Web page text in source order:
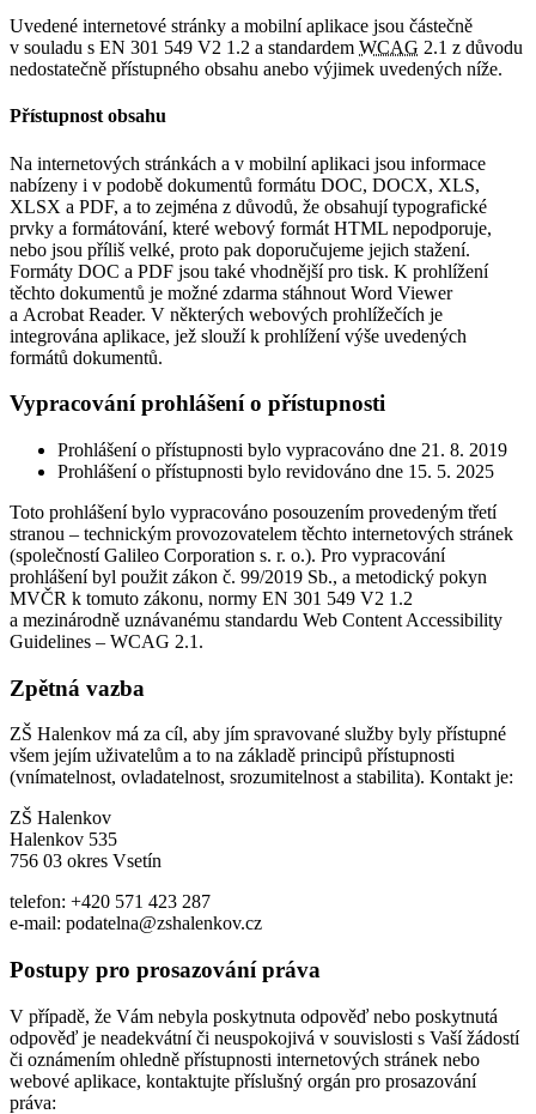
Uvedené internetové stránky a mobilní aplikace jsou částečně
v souladu s EN 301 549 V2 1.2 a standardem WCAG 2.1 z důvodu
nedostatečně přístupného obsahu anebo výjimek uvedených níže.
Přístupnost obsahu
Na internetových stránkách a v mobilní aplikaci jsou informace
nabízeny i v podobě dokumentů formátu DOC, DOCX, XLS,
XLSX a PDF, a to zejména z důvodů, že obsahují typografické
prvky a formátování, které webový formát HTML nepodporuje,
nebo jsou příliš velké, proto pak doporučujeme jejich stažení.
Formáty DOC a PDF jsou také vhodnější pro tisk. K prohlížení
těchto dokumentů je možné zdarma stáhnout Word Viewer
a Acrobat Reader. V některých webových prohlížečích je
integrována aplikace, jež slouží k prohlížení výše uvedených
formátů dokumentů.
Vypracování prohlášení o přístupnosti
Prohlášení o přístupnosti bylo vypracováno dne 21. 8. 2019
Prohlášení o přístupnosti bylo revidováno dne 15. 5. 2025
Toto prohlášení bylo vypracováno posouzením provedeným třetí
stranou – technickým provozovatelem těchto internetových stránek
(společností Galileo Corporation s. r. o.). Pro vypracování
prohlášení byl použit zákon č. 99/2019 Sb., a metodický pokyn
MVČR k tomuto zákonu, normy EN 301 549 V2 1.2
a mezinárodně uznávanému standardu Web Content Accessibility
Guidelines – WCAG 2.1.
Zpětná vazba
ZŠ Halenkov má za cíl, aby jím spravované služby byly přístupné
všem jejím uživatelům a to na základě principů přístupnosti
(vnímatelnost, ovladatelnost, srozumitelnost a stabilita). Kontakt je:
ZŠ Halenkov
Halenkov 535
756 03 okres Vsetín
telefon: +420 571 423 287
e-mail: podatelna@zshalenkov.cz
Postupy pro prosazování práva
V případě, že Vám nebyla poskytnuta odpověď nebo poskytnutá
odpověď je neadekvátní či neuspokojivá v souvislosti s Vaší žádostí
či oznámením ohledně přístupnosti internetových stránek nebo
webové aplikace, kontaktujte příslušný orgán pro prosazování
práva: